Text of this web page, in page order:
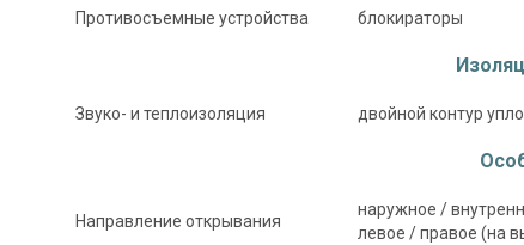
Противосъемные устройства блокираторы
Звуко- и теплоизоляция двойной контур
Направление открывания
наружное /
левое / правое (на